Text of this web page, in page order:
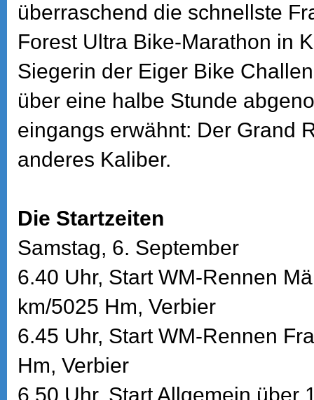
überraschend die schnellste
Forest Ultra Bike-Marathon in
Siegerin der Eiger Bike
über eine halbe Stunde
eingangs erwähnt: Der Grand
anderes Kaliber.
Die Startzeiten
Samstag, 6. September
6.40 Uhr, Start WM-Rennen
km/5025 Hm, Verbier
6.45 Uhr, Start WM-Rennen
Hm, Verbier
6.50 Uhr, Start Allgemein über